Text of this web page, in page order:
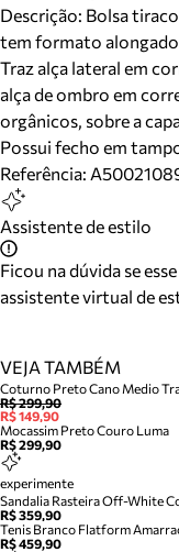
Descrição: Bolsa
tem formato alongado
Traz alça lateral em
alça de ombro em
orgânicos, sobre a
Possui fecho em
Referência:
Assistente de estilo
Ficou na dúvida se
assistente virtual de
VEJA TAMBÉM
Coturno Preto Cano Medio
R$ 299,90
R$ 149,90
Mocassim Preto Couro Luma
R$ 299,90
experimente
Sandalia Rasteira Off-White
R$ 359,90
Tenis Branco Flatform
R$ 459,90